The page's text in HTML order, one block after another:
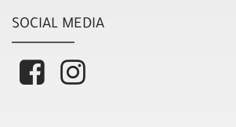
SOCIAL MEDIA